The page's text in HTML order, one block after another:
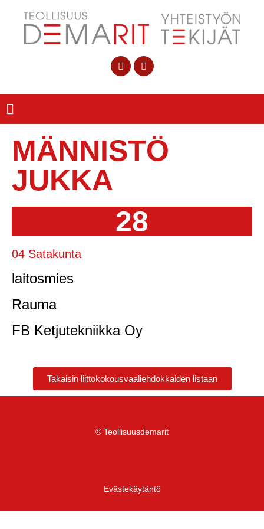
MÄNNISTÖ
JUKKA
28
04 Satakunta
laitosmies
Rauma
FB Ketjutekniikka Oy
Takaisin liittokokousvaaliehdokkaiden listaan
© Teollisuusdemarit
Evästekäytäntö